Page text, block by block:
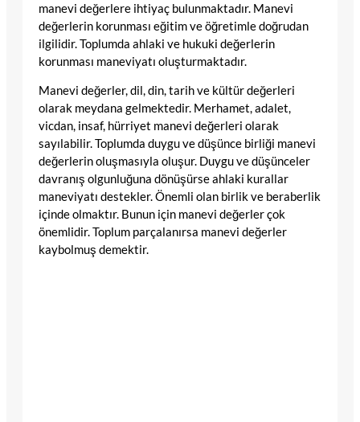
manevi değerlere ihtiyaç bulunmaktadır. Manevi
değerlerin korunması eğitim ve öğretimle doğrudan
ilgilidir. Toplumda ahlaki ve hukuki değerlerin
korunması maneviyatı oluşturmaktadır.
Manevi değerler, dil, din, tarih ve kültür değerleri
olarak meydana gelmektedir. Merhamet, adalet,
vicdan, insaf, hürriyet manevi değerleri olarak
sayılabilir. Toplumda duygu ve düşünce birliği manevi
değerlerin oluşmasıyla oluşur. Duygu ve düşünceler
davranış olgunluğuna dönüşürse ahlaki kurallar
maneviyatı destekler. Önemli olan birlik ve beraberlik
içinde olmaktır. Bunun için manevi değerler çok
önemlidir. Toplum parçalanırsa manevi değerler
kaybolmuş demektir.